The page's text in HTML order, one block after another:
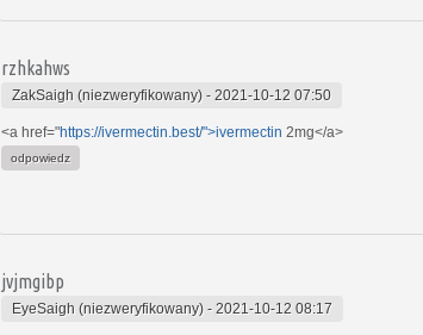
rzhkahws
ZakSaigh (niezweryfikowany) - 2021-10-12 07:50
<a href="https://ivermectin.best/">ivermectin 2mg</a>
odpowiedz
jvjmgibp
EyeSaigh (niezweryfikowany) - 2021-10-12 08:17